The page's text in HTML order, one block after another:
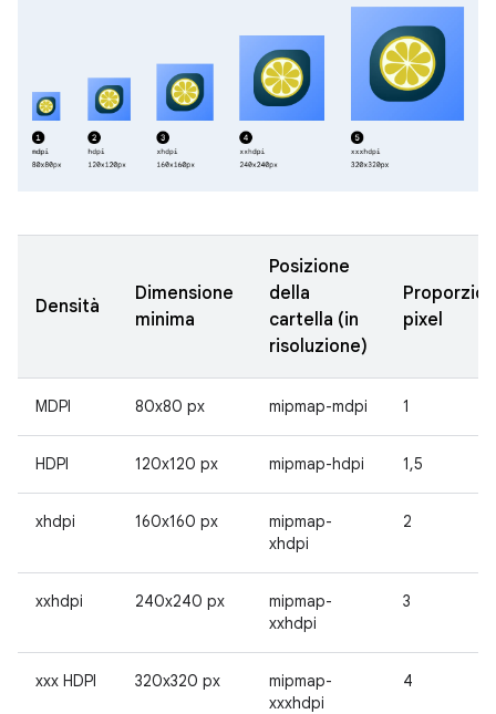
Densità
Dimensione
minima
Posizione
della
cartella (in
risoluzione)
pixel
MDPI 80x80 px mipmap-mdpi 1
HDPI 120x120 px mipmap-hdpi 1,5
xhdpi 160x160 px
mipmap-
xhdpi
2
xxhdpi 240x240 px
mipmap-
xxhdpi
3
xxx HDPI 320x320 px
mipmap-
xxxhdpi
4